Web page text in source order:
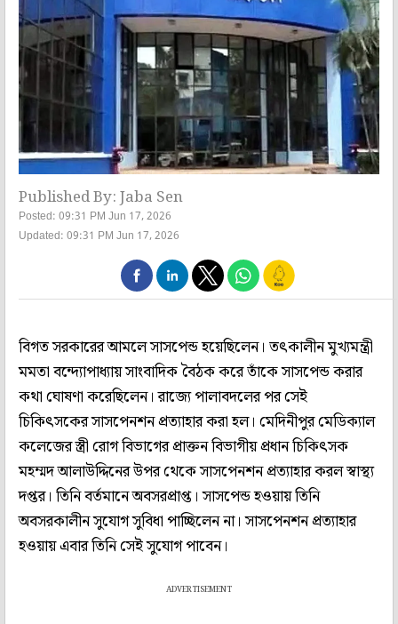
Published By: Jaba Sen
Posted: 09:31 PM Jun 17, 2026
Updated: 09:31 PM Jun 17, 2026
বিগত সরকারের আমলে সাসপেন্ড হয়েছিলেন। তৎকালীন মুখ্যমন্ত্রী
মমতা বন্দ্যোপাধ্যায় সাংবাদিক বৈঠক করে তাঁকে সাসপেন্ড করার
কথা ঘোষণা করেছিলেন। রাজ্যে পালাবদলের পর সেই
চিকিৎসকের সাসপেনশন প্রত্যাহার করা হল। মেদিনীপুর মেডিক্যাল
কলেজের স্ত্রী রোগ বিভাগের প্রাক্তন বিভাগীয় প্রধান চিকিৎসক
মহম্মদ আলাউদ্দিনের উপর থেকে সাসপেনশন প্রত্যাহার করল স্বাস্থ্য
দপ্তর। তিনি বর্তমানে অবসরপ্রাপ্ত। সাসপেন্ড হওয়ায় তিনি
অবসরকালীন সুযোগ সুবিধা পাচ্ছিলেন না। সাসপেনশন প্রত্যাহার
হওয়ায় এবার তিনি সেই সুযোগ পাবেন।
ADVERTISEMENT